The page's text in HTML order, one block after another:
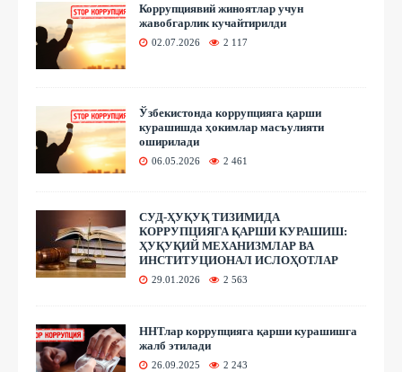
Коррупциявий жиноятлар учун
жавобгарлик кучайтирилди
02.07.2026 2 117
Ўзбекистонда коррупцияга қарши
курашишда ҳокимлар масъулияти
оширилади
06.05.2026 2 461
СУД-ҲУҚУҚ ТИЗИМИДА
КОРРУПЦИЯГА ҚАРШИ КУРАШИШ:
ҲУҚУҚИЙ МЕХАНИЗМЛАР ВА
ИНСТИТУЦИОНАЛ ИСЛОҲОТЛАР
29.01.2026 2 563
ННТлар коррупцияга қарши курашишга
жалб этилади
26.09.2025 2 243